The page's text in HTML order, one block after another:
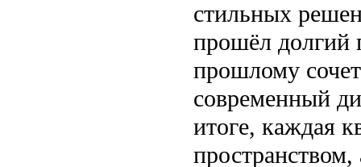
стильных
прошёл долгий
прошлому
современный
итоге, каждая